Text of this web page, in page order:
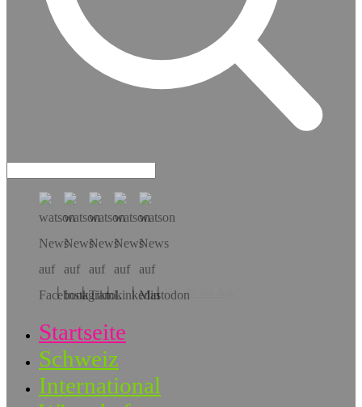
Hol dir die App!
Startseite
Schweiz
International